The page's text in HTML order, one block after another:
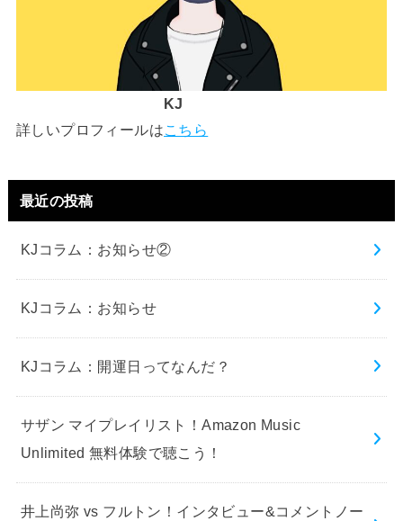
KJ
詳しいプロフィールはこちら
最近の投稿
KJコラム：お知らせ②
KJコラム：お知らせ
KJコラム：開運日ってなんだ？
サザン マイプレイリスト！Amazon Music
Unlimited 無料体験で聴こう！
井上尚弥 vs フルトン！インタビュー&コメントノー